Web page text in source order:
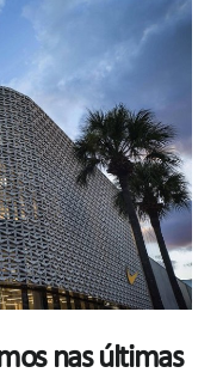
nas últimas